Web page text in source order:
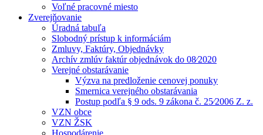
Voľné pracovné miesto
Zverejňovanie
Úradná tabuľa
Slobodný prístup k informáciám
Zmluvy, Faktúry, Objednávky
Archív zmlúv faktúr objednávok do 08⁄2020
Verejné obstarávanie
Výzva na predloženie cenovej ponuky
Smernica verejného obstarávania
Postup podľa § 9 ods. 9 zákona č. 25⁄2006 Z. z.
VZN obce
VZN ŽSK
Hospodárenie